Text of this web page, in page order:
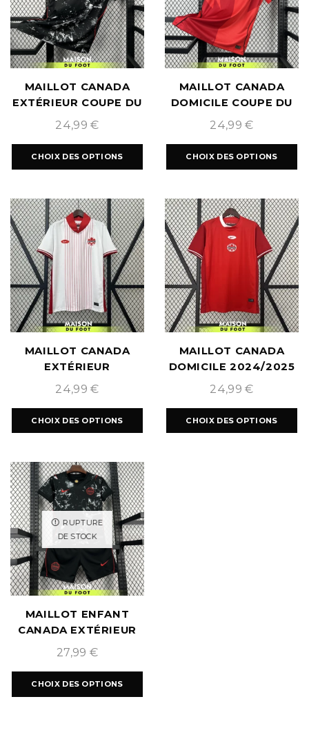
MAILLOT CANADA
EXTÉRIEUR COUPE DU
MONDE 2026
24,99€
CHOIX DES OPTIONS
MAILLOT CANADA
DOMICILE COUPE DU
MONDE 2026
24,99€
CHOIX DES OPTIONS
MAILLOT CANADA
EXTÉRIEUR
2024/2025
24,99€
CHOIX DES OPTIONS
MAILLOT CANADA
DOMICILE 2024/2025
24,99€
CHOIX DES OPTIONS
RUPTURE
DE STOCK
MAILLOT ENFANT
CANADA EXTÉRIEUR
COUPE DU MONDE
27,99 €
CHOIX DES OPTIONS